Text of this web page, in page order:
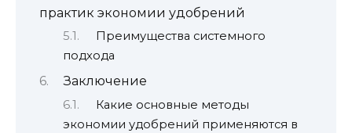
практик экономии удобрений
Преимущества системного
подхода
Заключение
Какие основные методы
экономии удобрений применяются в